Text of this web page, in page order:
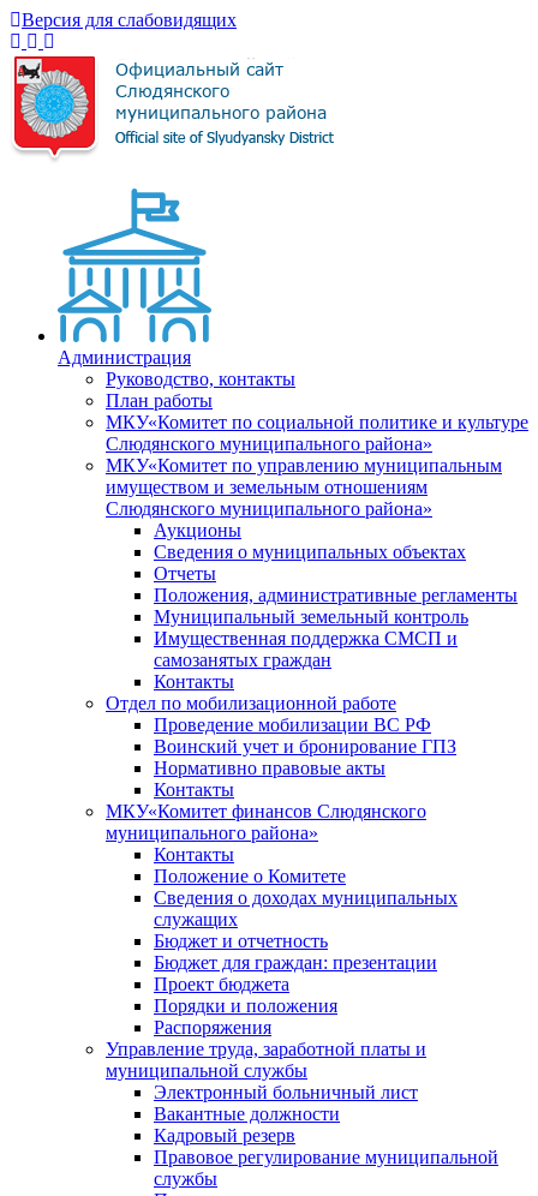
Версия для слабовидящих
Администрация
Руководство, контакты
План работы
МКУ«Комитет по социальной политике и культуре
Слюдянского муниципального района»
МКУ«Комитет по управлению муниципальным
имуществом и земельным отношениям
Слюдянского муниципального района»
Аукционы
Сведения о муниципальных объектах
Отчеты
Положения, административные регламенты
Муниципальный земельный контроль
Имущественная поддержка СМСП и
самозанятых граждан
Контакты
Отдел по мобилизационной работе
Проведение мобилизации ВС РФ
Воинский учет и бронирование ГПЗ
Нормативно правовые акты
Контакты
МКУ«Комитет финансов Слюдянского
муниципального района»
Контакты
Положение о Комитете
Сведения о доходах муниципальных
служащих
Бюджет и отчетность
Бюджет для граждан: презентации
Проект бюджета
Порядки и положения
Распоряжения
Управление труда, заработной платы и
муниципальной службы
Электронный больничный лист
Вакантные должности
Кадровый резерв
Правовое регулирование муниципальной
службы